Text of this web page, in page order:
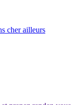
cher ailleurs